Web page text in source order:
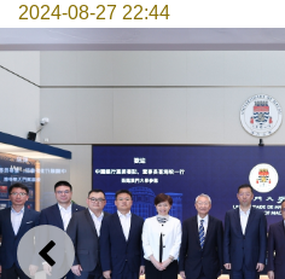
2024-08-27 22:44
上一则